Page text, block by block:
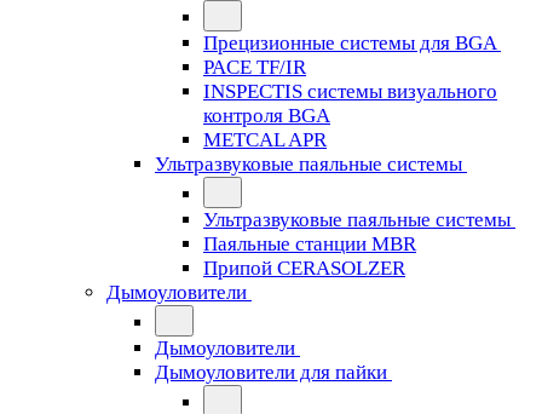
Прецизионные системы для BGA
PACE TF/IR
INSPECTIS системы визуального
контроля BGA
METCAL APR
Ультразвуковые паяльные системы
Ультразвуковые паяльные системы
Паяльные станции MBR
Припой CERASOLZER
Дымоуловители
Дымоуловители
Дымоуловители для пайки